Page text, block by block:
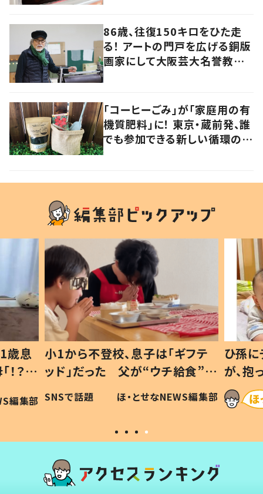
86歳、往復150キロをひた走
る！ アートの門戸を広げる銅版
画家にして大阪芸大名誉教授・
「コーヒーごみ」が「家庭用の有
機質肥料」に！ 東京・蔵前発、誰
でも参加できる新しい循環の仕
歳息
？」
編集部
小1から不登校、息子は「ギフテ
ッド」だった 父が“ウチ給食”を
作り続ける理由とは #令和の親
#令和の子
SNSで話題 ほ・とせなNEWS編集部
ひ孫
が、
「涙が
い」